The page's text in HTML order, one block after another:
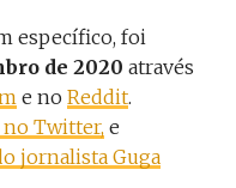
específico, foi
de 2020 através
e no Reddit.
Twitter, e
jornalista Guga